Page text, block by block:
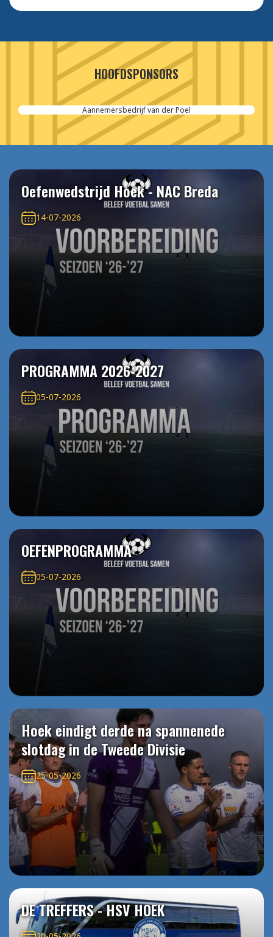
HOOFDSPONSORS
Aannemersbedrijf van der Poel
Oefenwedstrijd Hoek - NAC Breda
14-07-2026
PROGRAMMA 2026-2027
05-07-2026
OEFENPROGRAMMA
05-07-2026
Hoek eindigt derde na spannenede
slotdag in de Tweede Divisie
25-05-2026
DE TREFFERS - HSV HOEK